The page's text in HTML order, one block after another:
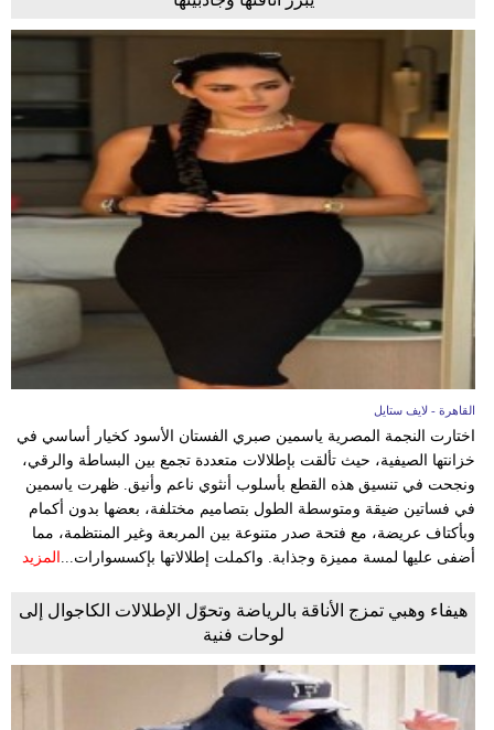
القاهرة - لايف ستايل
اختارت النجمة المصرية ياسمين صبري الفستان الأسود كخيار أساسي في
خزانتها الصيفية، حيث تألقت بإطلالات متعددة تجمع بين البساطة والرقي،
ونجحت في تنسيق هذه القطع بأسلوب أنثوي ناعم وأنيق. ظهرت ياسمين
في فساتين ضيقة ومتوسطة الطول بتصاميم مختلفة، بعضها بدون أكمام
وبأكتاف عريضة، مع فتحة صدر متنوعة بين المربعة وغير المنتظمة، مما
أضفى عليها لمسة مميزة وجذابة. واكملت إطلالاتها بإكسسوارات... المزيد
هيفاء وهبي تمزج الأناقة بالرياضة وتحوّل الإطلالات الكاجوال إلى
لوحات فنية